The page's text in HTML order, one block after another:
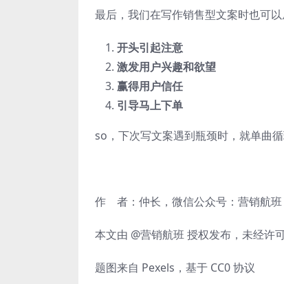
最后，我们在写作销售型文案时也可以
开头引起注意
激发用户兴趣和欲望
赢得用户信任
引导马上下单
so，下次写文案遇到瓶颈时，就单曲
作 者：仲长，微信公众号：营销航班
本文由 @营销航班 授权发布，未经许
题图来自 Pexels，基于 CC0 协议